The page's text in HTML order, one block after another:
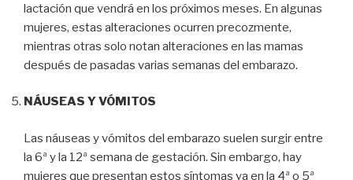
lactación que vendrá en los próximos meses. En algunas
mujeres, estas alteraciones ocurren precozmente,
mientras otras solo notan alteraciones en las mamas
después de pasadas varias semanas del embarazo.
NÁUSEAS Y VÓMITOS
Las náuseas y vómitos del embarazo suelen surgir entre
la 6ª y la 12ª semana de gestación. Sin embargo, hay
mujeres que presentan estos síntomas ya en la 4ª o 5ª